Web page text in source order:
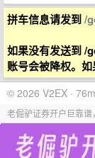
拼车信息请发到/
如果没有发送到 /
账号会被降权。
© 2026 V2EX ·
老倔驴证券开户巨靠谱